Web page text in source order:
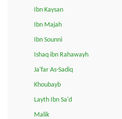
Ibn Kaysan
Ibn Majah
Ibn Sounni
Ishaq ibn Rahawayh
Ja'far As-Sadiq
Khoubayb
Layth Ibn Sa'd
Malik